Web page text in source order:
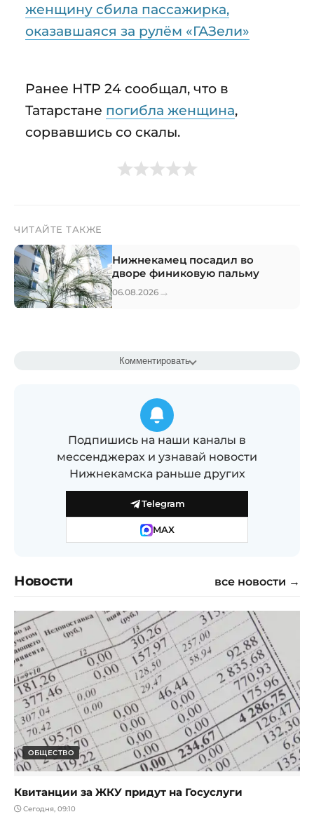
женщину сбила пассажирка,
оказавшаяся за рулём «ГАЗели»
Ранее НТР 24 сообщал, что в
Татарстане погибла женщина,
сорвавшись со скалы.
ЧИТАЙТЕ ТАКЖЕ
Нижнекамец посадил во
дворе финиковую пальму
06.08.2026 →
Комментировать
Подпишись на наши каналы в
мессенджерах и узнавай новости
Нижнекамска раньше других
Telegram
MAX
Новости все новости →
ОБЩЕСТВО
Квитанции за ЖКУ придут на Госуслуги
Сегодня, 09:10